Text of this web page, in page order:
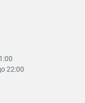
22:00